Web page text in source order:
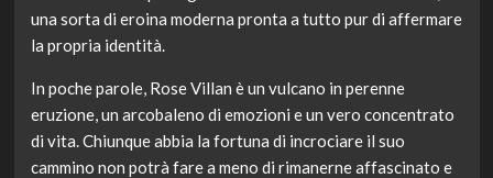
una sorta di eroina moderna pronta a tutto pur di affermare
la propria identità.
In poche parole, Rose Villan è un vulcano in perenne
eruzione, un arcobaleno di emozioni e un vero concentrato
di vita. Chiunque abbia la fortuna di incrociare il suo
cammino non potrà fare a meno di rimanerne affascinato e